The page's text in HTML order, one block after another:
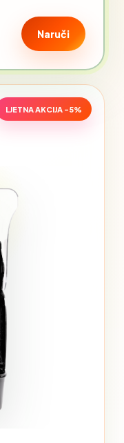
Naruči
LJETNA AKCIJA -5%